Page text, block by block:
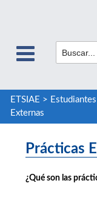
ETSIAE > Estudiantes
Externas
Prácticas
¿Qué son las